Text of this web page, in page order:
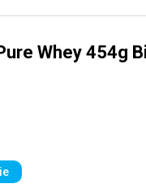
Whey 454g